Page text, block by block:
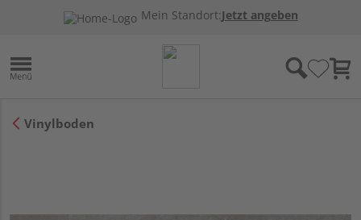
Mein Standort:Jetzt angeben
Vinylboden